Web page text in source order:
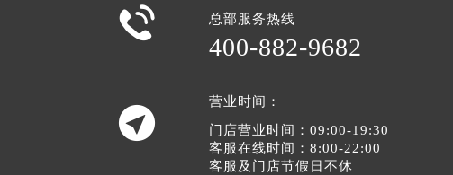
 总部服务热线
400-882-9682

营业时间：
门店营业时间：09:00-19:30
客服在线时间：8:00-22:00
客服及门店节假日不休